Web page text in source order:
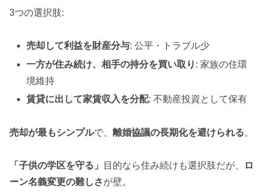
3つの選択肢:
売却して利益を財産分与: 公平・トラブル少
一方が住み続け、相手の持分を買い取り : 家族の住環
境維持
賃貸に出して家賃収入を分配: 不動産投資として保有
売却が最もシンプルで、 離婚協議の長期化を避けられる。
「子供の学区を守る」 目的なら住み続けも選択肢だが、
ロ
ーン名義変更の難しさが壁。